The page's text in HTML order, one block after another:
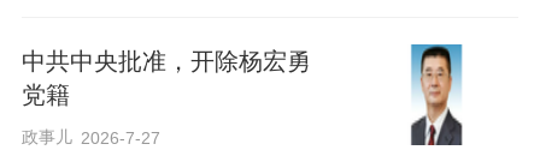
中共中央批准，开除杨宏勇
党籍
政事儿 2026-7-27